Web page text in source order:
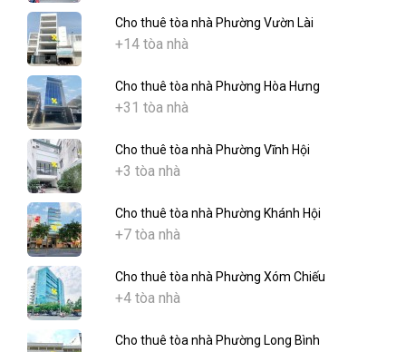
Cho thuê tòa nhà Phường Vườn Lài
+14 tòa nhà
Cho thuê tòa nhà Phường Hòa Hưng
+31 tòa nhà
Cho thuê tòa nhà Phường Vĩnh Hội
+3 tòa nhà
Cho thuê tòa nhà Phường Khánh Hội
+7 tòa nhà
Cho thuê tòa nhà Phường Xóm Chiếu
+4 tòa nhà
Cho thuê tòa nhà Phường Long Bình